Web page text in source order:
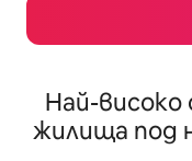
Най-високо
жилища под